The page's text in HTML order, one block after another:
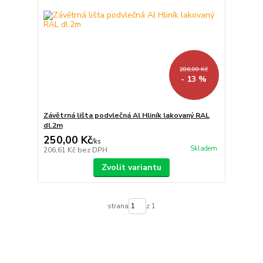
286,00 Kč
- 13 %
Závětrná lišta podvlečná Al Hliník lakovaný RAL
dl.2m
250,00 Kč/ks
206,61 Kč bez DPH Skladem
Zvolit variantu
strana z 1